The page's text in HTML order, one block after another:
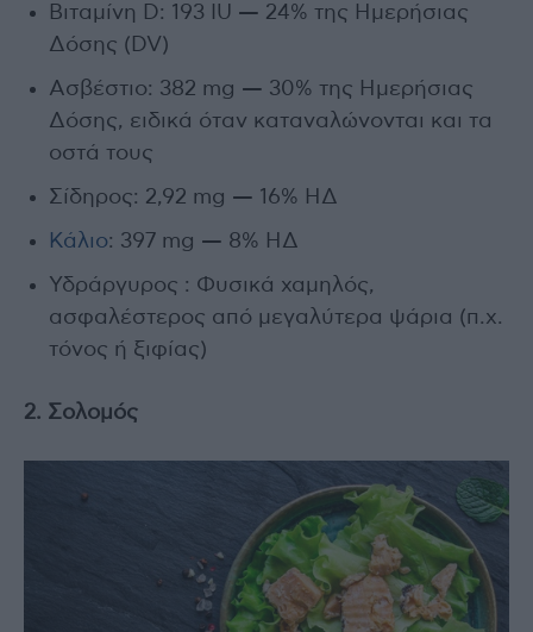
Βιταμίνη D: 193 IU — 24% της Ημερήσιας
Δόσης (DV)
Ασβέστιο: 382 mg — 30% της Ημερήσιας
Δόσης, ειδικά όταν καταναλώνονται και τα
οστά τους
Σίδηρος: 2,92 mg — 16% ΗΔ
Κάλιο: 397 mg — 8% ΗΔ
Υδράργυρος : Φυσικά χαμηλός,
ασφαλέστερος από μεγαλύτερα ψάρια (π.χ.
τόνος ή ξιφίας)
2. Σολομός